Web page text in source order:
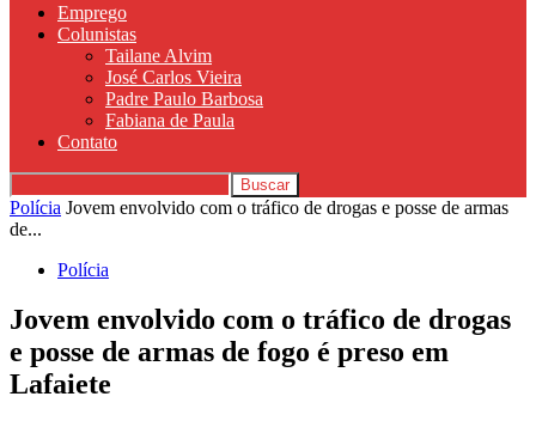
Emprego
Colunistas
Tailane Alvim
José Carlos Vieira
Padre Paulo Barbosa
Fabiana de Paula
Contato
Polícia Jovem envolvido com o tráfico de drogas e posse de armas
de...
Polícia
Jovem envolvido com o tráfico de drogas
e posse de armas de fogo é preso em
Lafaiete